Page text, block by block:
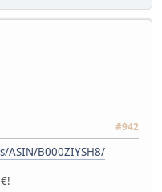
#942
ASIN/B000ZIYSH8/